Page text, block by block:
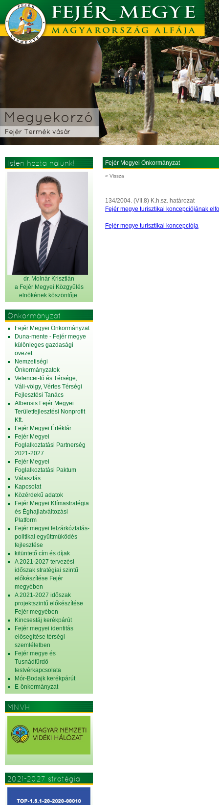
Isten hozta nálunk!
dr. Molnár Krisztián
a Fejér Megyei Közgyűlés
elnökének köszöntője
Önkormányzat
Fejér Megyei Önkormányzat
Duna-mente - Fejér megye
különleges gazdasági
övezet
Nemzetiségi
Önkormányzatok
Velencei-tó és Térsége,
Váli-völgy, Vértes Térségi
Fejlesztési Tanács
Albensis Fejér Megyei
Területfejlesztési Nonprofit
Kft.
Fejér Megyei Értéktár
Fejér Megyei
Foglalkoztatási Partnerség
2021-2027
Fejér Megyei
Foglalkoztatási Paktum
Választás
Kapcsolat
Közérdekű adatok
Fejér Megyei Klímastratégia
és Éghajlatváltozási
Platform
Fejér megyei felzárkóztatás-
politikai együttműködés
fejlesztése
kitüntető cím és díjak
A 2021-2027 tervezési
időszak stratégiai szintű
előkészítése Fejér
megyében
A 2021-2027 időszak
projektszintű előkészítése
Fejér megyében
Kincsestáj kerékpárút
Fejér megyei identitás
elősegítése térségi
szemléletben
Fejér megye és
Tusnádfürdő
testvérkapcsolata
Mór-Bodajk kerékpárút
E-önkormányzat
MNVH
2021-2027 stratégia
Fejér Megyei Önkormányzat
« Vissza
134/2004. (VII.8) K.h.sz. határozat
Fejér megye turisztikai koncepciójának
Fejér megye turisztikai koncepciója